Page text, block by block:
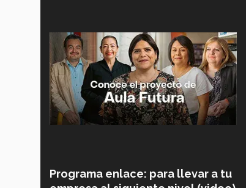
Programa enlace: para llevar a tu